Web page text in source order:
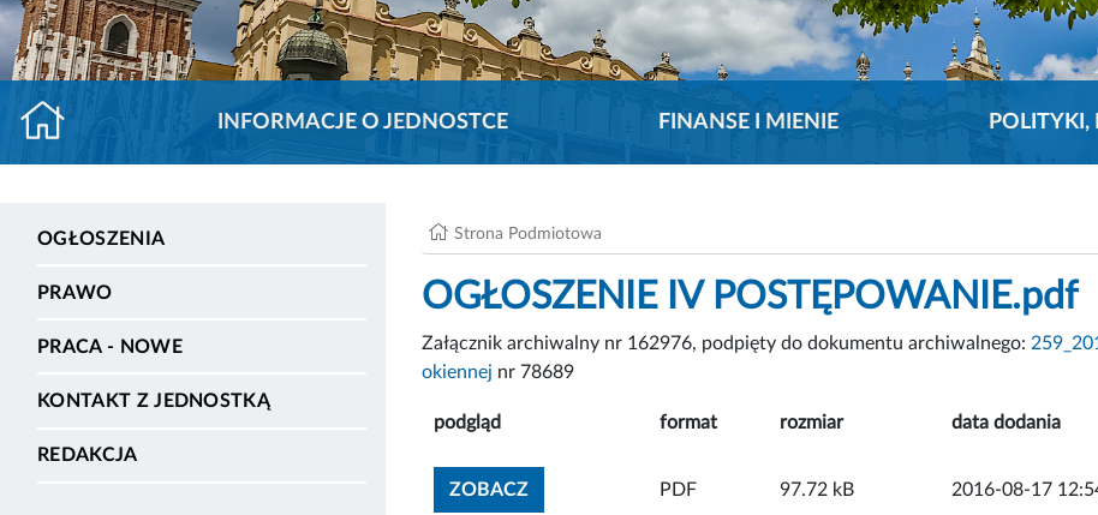
INFORMACJE O JEDNOSTCE FINANSE I MIENIE POLITYKI,
OGŁOSZENIA
PRAWO
PRACA - NOWE
KONTAKT Z JEDNOSTKĄ
REDAKCJA
Strona Podmiotowa
OGŁOSZENIE IV POSTĘPOWANIE.pdf
Załącznik archiwalny nr 162976, podpięty do dokumentu archiwalnego:
okiennej nr 78689
podgląd format rozmiar data dodania
ZOBACZZOBACZ ZAŁĄCZNIK
PDF 97.72 kB 2016-08-17